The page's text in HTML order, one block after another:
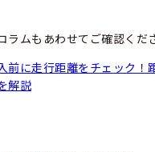
ラムもあわせてご確認くだ
前に走行距離をチェック！
解説